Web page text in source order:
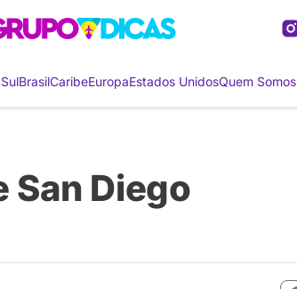
BrasilCaribeEuropaEstados UnidosQuem Somos
Diego